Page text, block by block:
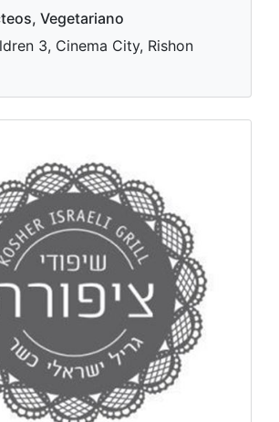
Vegetariano
3, Cinema City, Rishon